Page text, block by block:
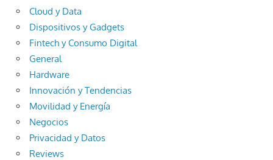
Cloud y Data
Dispositivos y Gadgets
Fintech y Consumo Digital
General
Hardware
Innovación y Tendencias
Movilidad y Energía
Negocios
Privacidad y Datos
Reviews